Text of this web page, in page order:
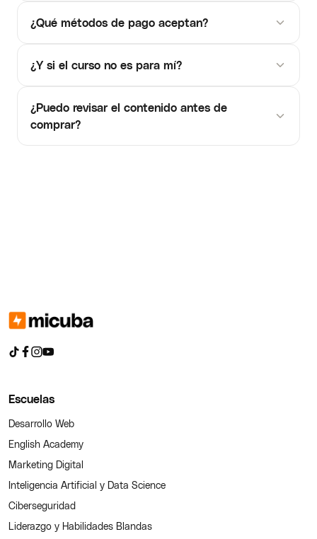
¿Qué métodos de pago aceptan?
¿Y si el curso no es para mí?
¿Puedo revisar el contenido antes de
comprar?
Escuelas
Desarrollo Web
English Academy
Marketing Digital
Inteligencia Artificial y Data Science
Ciberseguridad
Liderazgo y Habilidades Blandas